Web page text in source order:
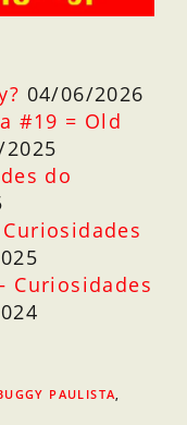
04/06/2026
#19 = Old
do
Curiosidades
PAULISTA